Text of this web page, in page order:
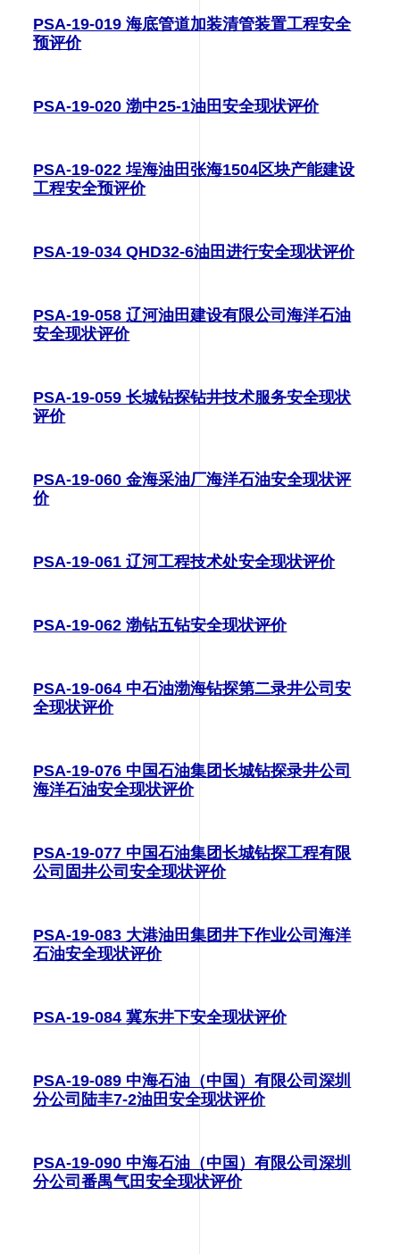
PSA-19-019 海底管道加装清管装置工程安全
预评价
PSA-19-020 渤中25-1油田安全现状评价
PSA-19-022 埕海油田张海1504区块产能建设
工程安全预评价
PSA-19-034 QHD32-6油田进行安全现状评价
PSA-19-058 辽河油田建设有限公司海洋石油
安全现状评价
PSA-19-059 长城钻探钻井技术服务安全现状
评价
PSA-19-060 金海采油厂海洋石油安全现状评
价
PSA-19-061 辽河工程技术处安全现状评价
PSA-19-062 渤钻五钻安全现状评价
PSA-19-064 中石油渤海钻探第二录井公司安
全现状评价
PSA-19-076 中国石油集团长城钻探录井公司
海洋石油安全现状评价
PSA-19-077 中国石油集团长城钻探工程有限
公司固井公司安全现状评价
PSA-19-083 大港油田集团井下作业公司海洋
石油安全现状评价
PSA-19-084 冀东井下安全现状评价
PSA-19-089 中海石油（中国）有限公司深圳
分公司陆丰7-2油田安全现状评价
PSA-19-090 中海石油（中国）有限公司深圳
分公司番禺气田安全现状评价